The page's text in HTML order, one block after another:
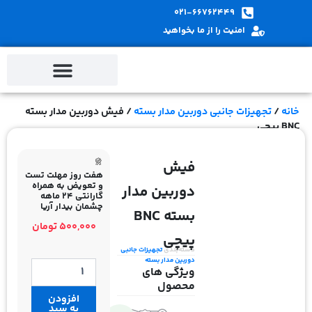
021-66762449
امنیت را از ما بخواهید
خانه/تجهیزات جانبی دوربین مدار بسته/ فیش دوربین مدار بسته
BNC پیچی
فیش
دوربین مدار
بسته BNC
پیچی
دسته‌بندیتجهیزات جانبی
دوربین مدار بسته
ویژگی های
محصول
هفت روز مهلت تست
و تعویض به همراه
گارانتی 24 ماهه
چشمان بیدار آریا
500,000تومان
فیش
دوربین
بستهافزودن